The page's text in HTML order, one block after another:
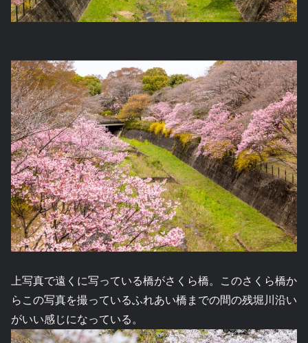
上写真で遠くに写っている橋がさくら橋。このさくら橋か
らこの写真を撮っているふれあい橋までの間の残堀川沿い
がいい感じになっている。